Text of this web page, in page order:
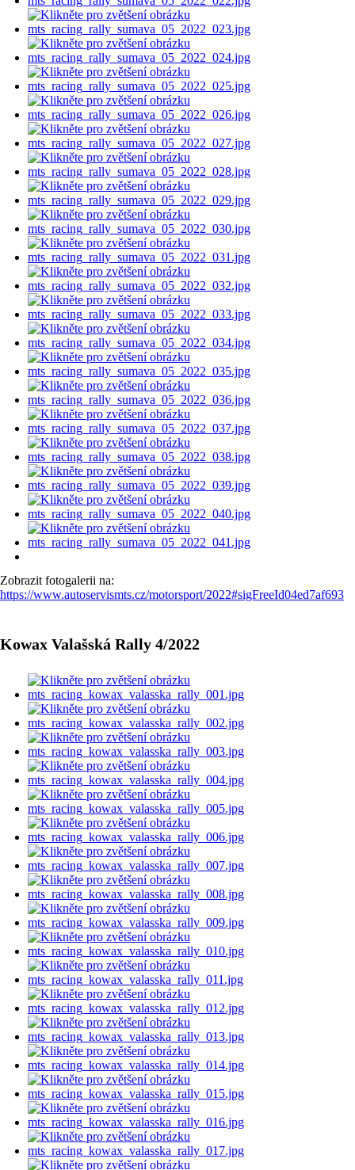
Zobrazit fotogalerii na:
https://www.autoservismts.cz/motorsport/2022#sigFreeId04ed7af693
Kowax Valašská Rally 4/2022